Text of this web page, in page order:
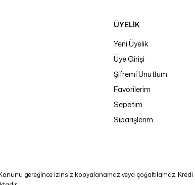
ÜYELİK
Yeni Üyelik
Üye Girişi
Şifremi Unuttum
Favorilerim
Sepetim
Siparişlerim
gereğince izinsiz kopyalanamaz veya çoğaltılamaz.